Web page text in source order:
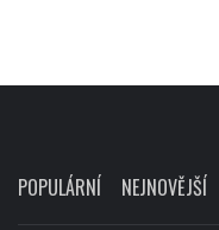
POPULÁRNÍ NEJNOVĚJŠÍ